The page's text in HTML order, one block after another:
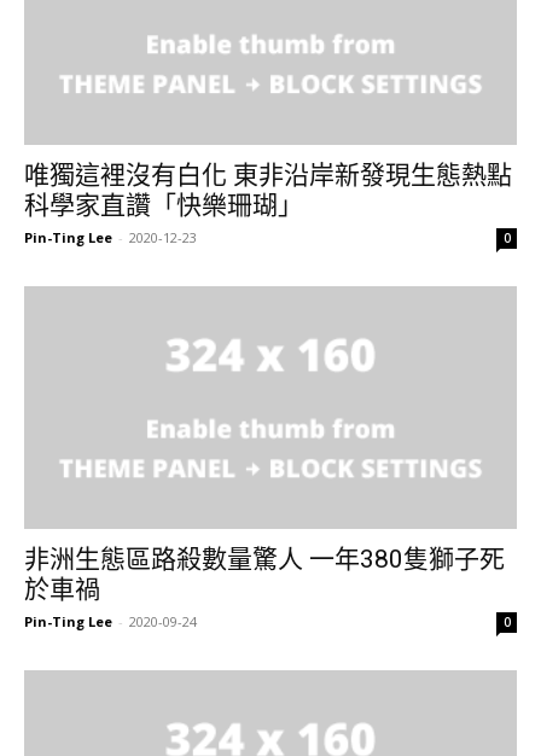
唯獨這裡沒有白化 東非沿岸新發現生態熱點
科學家直讚「快樂珊瑚」
Pin-Ting Lee - 2020-12-23 0
非洲生態區路殺數量驚人 一年380隻獅子死
於車禍
Pin-Ting Lee - 2020-09-24 0